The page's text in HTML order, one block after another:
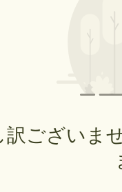
訳ございま